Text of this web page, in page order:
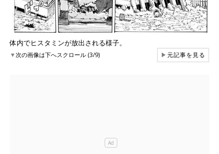
体内でヒスタミンが放出される様子。
▼次の画像は下へスクロール (3/9) ▶元記事を見る